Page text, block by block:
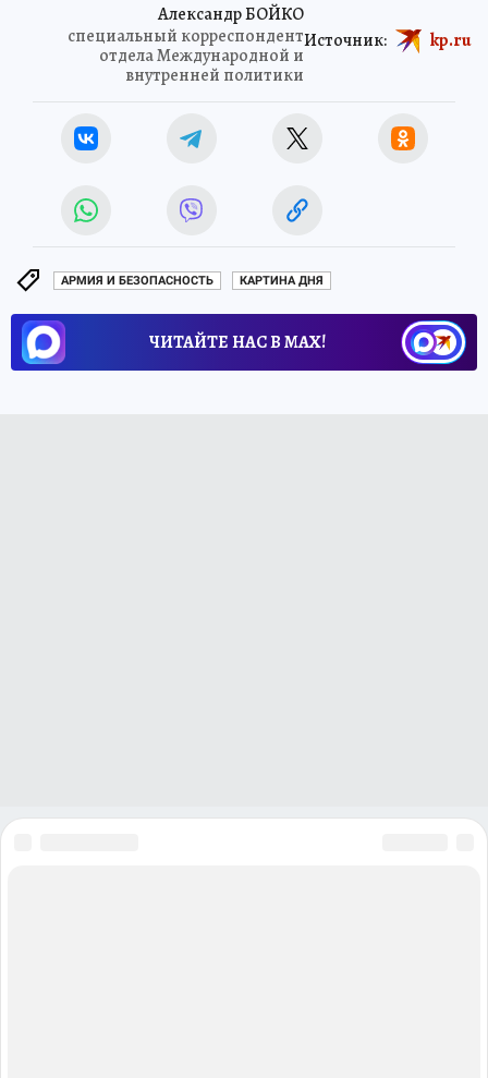
Александр БОЙКО
специальный корреспондент
отдела Международной и
внутренней политики
Источник: kp.ru
АРМИЯ И БЕЗОПАСНОСТЬ КАРТИНА ДНЯ
ЧИТАЙТЕ НАС В МАХ!